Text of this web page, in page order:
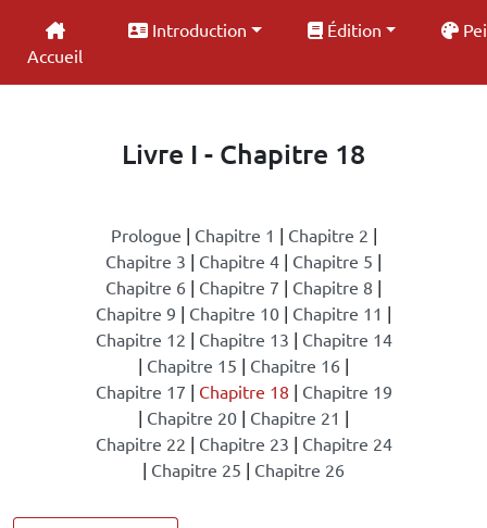
Accueil
Introduction Édition
Livre I - Chapitre 18
Prologue | Chapitre 1 | Chapitre 2 |
Chapitre 3 | Chapitre 4 | Chapitre 5 |
Chapitre 6 | Chapitre 7 | Chapitre 8 |
Chapitre 9 | Chapitre 10 | Chapitre 11 |
Chapitre 12 | Chapitre 13 | Chapitre 14
| Chapitre 15 | Chapitre 16 |
Chapitre 17 | Chapitre 18 | Chapitre 19
| Chapitre 20 | Chapitre 21 |
Chapitre 22 | Chapitre 23 | Chapitre 24
| Chapitre 25 | Chapitre 26